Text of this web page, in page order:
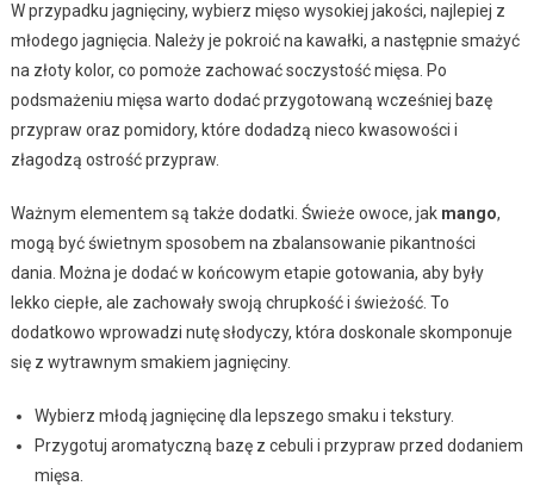
W przypadku jagnięciny, wybierz mięso wysokiej jakości, najlepiej z
młodego jagnięcia. Należy je pokroić na kawałki, a następnie smażyć
na złoty kolor, co pomoże zachować soczystość mięsa. Po
podsmażeniu mięsa warto dodać przygotowaną wcześniej bazę
przypraw oraz pomidory, które dodadzą nieco kwasowości i
złagodzą ostrość przypraw.
Ważnym elementem są także dodatki. Świeże owoce, jak mango,
mogą być świetnym sposobem na zbalansowanie pikantności
dania. Można je dodać w końcowym etapie gotowania, aby były
lekko ciepłe, ale zachowały swoją chrupkość i świeżość. To
dodatkowo wprowadzi nutę słodyczy, która doskonale skomponuje
się z wytrawnym smakiem jagnięciny.
Wybierz młodą jagnięcinę dla lepszego smaku i tekstury.
Przygotuj aromatyczną bazę z cebuli i przypraw przed dodaniem
mięsa.